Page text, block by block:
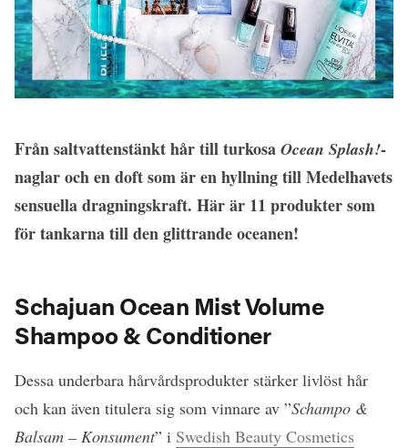
Från saltvattenstänkt hår till turkosa Ocean Splash!-
naglar och en doft som är en hyllning till Medelhavets
sensuella dragningskraft. Här är 11 produkter som
för tankarna till den glittrande oceanen!
Schajuan Ocean Mist Volume
Shampoo & Conditioner
Dessa underbara hårvårdsprodukter stärker livlöst hår
och kan även titulera sig som vinnare av ”Schampo &
Balsam – Konsument” i Swedish Beauty Cosmetics